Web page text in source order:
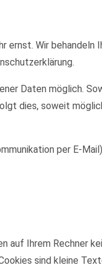
Wir behandeln
Daten möglich.
dies, soweit
per E-
Ihrem Rechner
sind kleine